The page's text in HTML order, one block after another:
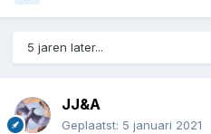
5 jaren later...
JJ&A
Geplaatst: 5 januari 2021